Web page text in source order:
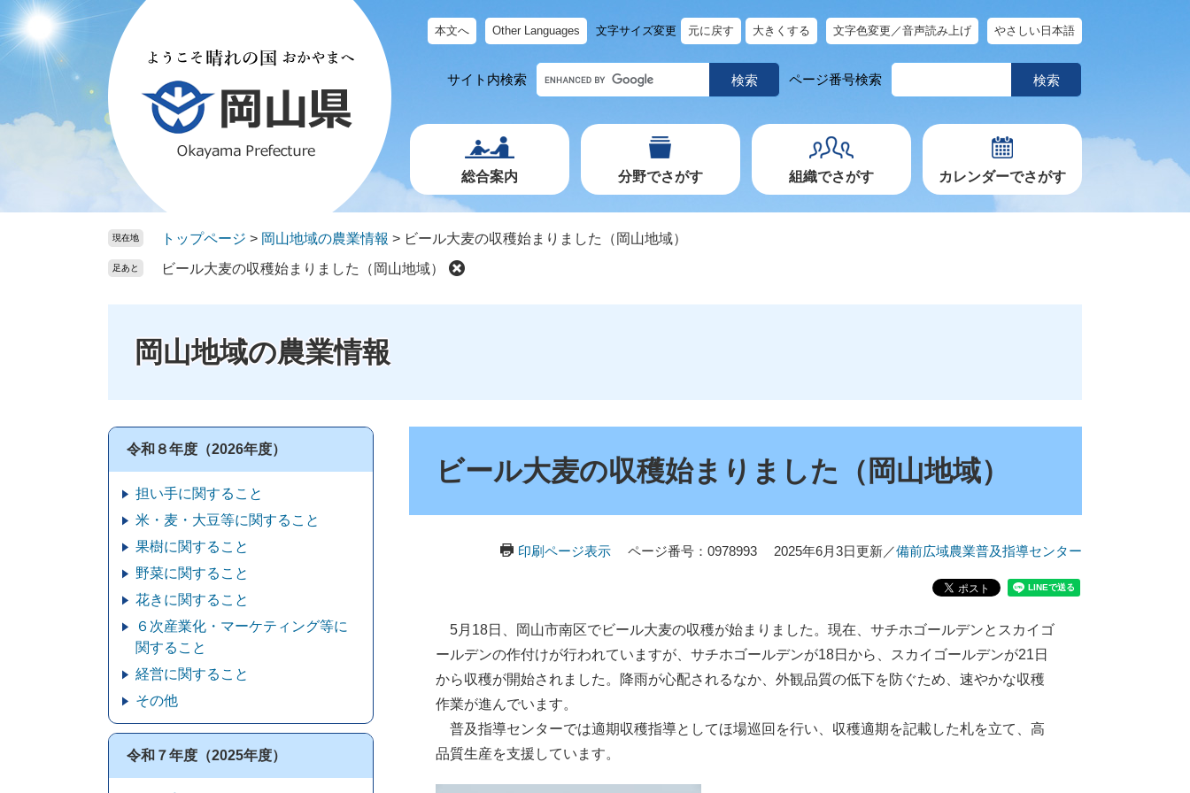
ー
ジ
ニ
ュ
本文へ Other Languages 文字サイズ変更 元に戻す 大きくする 文字色変更／音声読み上げ やさしい日本語
サイト内検索
キ
ー
ワ
ド
ページ番号検索
ペ
ジ
号
総合案内 分野でさがす 組織でさがす カレンダーでさがす
現在地 トップページ > 岡山地域の農業情報 > ビール大麦の収穫始まりました（岡山地域）
足あと ビール大麦の収穫始まりました（岡山地域）
岡山地域の農業情報
ビール大麦の収穫始まりました（岡山地域）
印刷ページ表示 ページ番号：0978993 2025年6月3日更新／備前広域農業普及指導センター
5月18日、岡山市南区でビール大麦の収穫が始まりました。現在、サチホゴールデンとスカイゴ
ールデンの作付けが行われていますが、サチホゴールデンが18日から、スカイゴールデンが21日
から収穫が開始されました。降雨が心配されるなか、外観品質の低下を防ぐため、速やかな収穫
作業が進んでいます。
普及指導センターでは適期収穫指導としてほ場巡回を行い、収穫適期を記載した札を立て、高
品質生産を支援しています。
令和８年度（2026年度）
担い手に関すること
米・麦・大豆等に関すること
果樹に関すること
野菜に関すること
花きに関すること
６次産業化・マーケティング等に
関すること
経営に関すること
その他
令和７年度（2025年度）